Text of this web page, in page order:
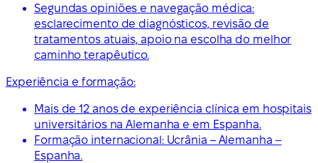
Segundas opiniões e navegação médica:
esclarecimento de diagnósticos, revisão de
tratamentos atuais, apoio na escolha do melhor
caminho terapêutico.
Experiência e formação:
Mais de 12 anos de experiência clínica em hospitais
universitários na Alemanha e em Espanha.
Formação internacional: Ucrânia – Alemanha –
Espanha.